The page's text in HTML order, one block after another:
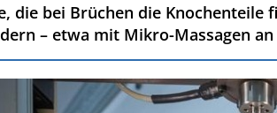
die bei Brüchen die
– etwa mit Mikro-Massagen